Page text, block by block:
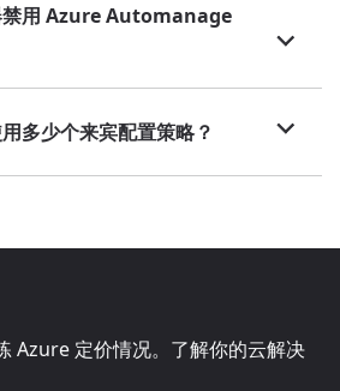
禁用 Azure Automanage
多少个来宾配置策略？
Azure 定价情况。了解你的云解决